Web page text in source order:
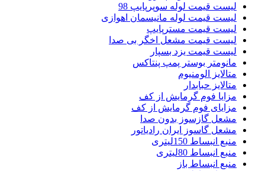
لیست قیمت لوله سوپرپایپ 98
لیست قیمت لوله مانیسمان اهوازی
لیست قیمت مسترپایپ
لیست قیمت مشعل اخگر بی صدا
لیست قیمت یزد بسپار
مانومتر بوستر پمپ پنتاکس
متالایز الومنیوم
متالایز حبابدار
مزایا فوم گرمایش از کف
مزایای فوم گرمایش از کف
مشعل گازسوز بدون صدا
مشعل گاسوز ایران رادیاتور
منبع انبساط 150لیتری
منبع انبساط 80لیتری
منبع انبساط باز